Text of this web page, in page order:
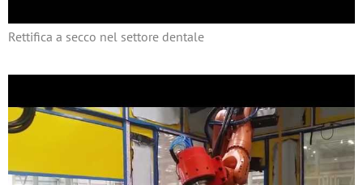
Rettifica a secco nel settore dentale